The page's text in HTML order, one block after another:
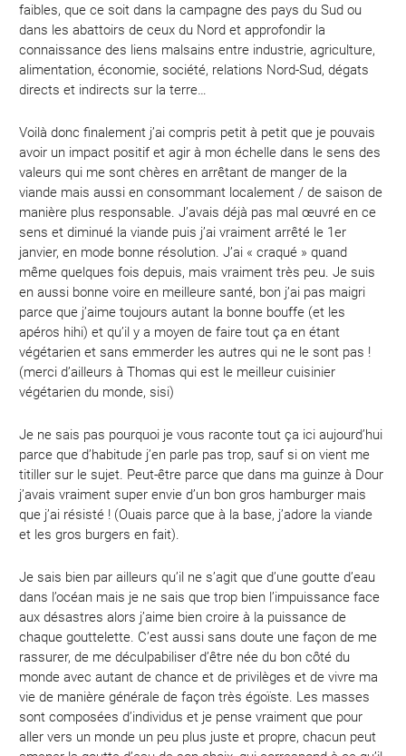
faibles, que ce soit dans la campagne des pays du Sud ou
dans les abattoirs de ceux du Nord et approfondir la
connaissance des liens malsains entre industrie, agriculture,
alimentation, économie, société, relations Nord-Sud, dégats
directs et indirects sur la terre…
Voilà donc finalement j’ai compris petit à petit que je pouvais
avoir un impact positif et agir à mon échelle dans le sens des
valeurs qui me sont chères en arrêtant de manger de la
viande mais aussi en consommant localement / de saison de
manière plus responsable. J’avais déjà pas mal œuvré en ce
sens et diminué la viande puis j’ai vraiment arrêté le 1er
janvier, en mode bonne résolution. J’ai « craqué » quand
même quelques fois depuis, mais vraiment très peu. Je suis
en aussi bonne voire en meilleure santé, bon j’ai pas maigri
parce que j’aime toujours autant la bonne bouffe (et les
apéros hihi) et qu’il y a moyen de faire tout ça en étant
végétarien et sans emmerder les autres qui ne le sont pas !
(merci d’ailleurs à Thomas qui est le meilleur cuisinier
végétarien du monde, sisi)
Je ne sais pas pourquoi je vous raconte tout ça ici aujourd’hui
parce que d’habitude j’en parle pas trop, sauf si on vient me
titiller sur le sujet. Peut-être parce que dans ma guinze à Dour
j’avais vraiment super envie d’un bon gros hamburger mais
que j’ai résisté ! (Ouais parce que à la base, j’adore la viande
et les gros burgers en fait).
Je sais bien par ailleurs qu’il ne s’agit que d’une goutte d’eau
dans l’océan mais je ne sais que trop bien l’impuissance face
aux désastres alors j’aime bien croire à la puissance de
chaque gouttelette. C’est aussi sans doute une façon de me
rassurer, de me déculpabiliser d’être née du bon côté du
monde avec autant de chance et de privilèges et de vivre ma
vie de manière générale de façon très égoïste. Les masses
sont composées d’individus et je pense vraiment que pour
aller vers un monde un peu plus juste et propre, chacun peut